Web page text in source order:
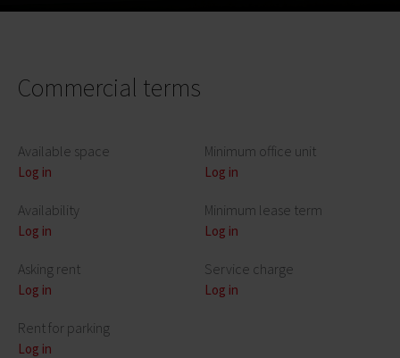
Commercial terms
Available space
Log in
Availability
Log in
Asking rent
Log in
Rent for parking
Log in
Minimum office unit
Log in
Minimum lease term
Log in
Service charge
Log in